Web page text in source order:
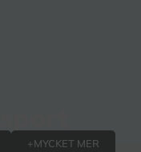
+MYCKET MER